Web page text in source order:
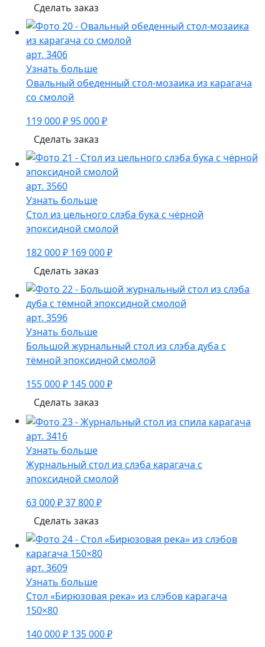
Сделать заказ
арт. 3406
Узнать больше
Овальный обеденный стол-мозаика из карагача
со смолой
119 000 ₽95 000 ₽
Сделать заказ
арт. 3560
Узнать больше
Стол из цельного слэба бука с чёрной
эпоксидной смолой
182 000 ₽ 169 000 ₽
Сделать заказ
арт. 3596
Узнать больше
Большой журнальный стол из слэба дуба с
тёмной эпоксидной смолой
155 000 ₽ 145 000 ₽
Сделать заказ
арт. 3416
Узнать больше
Журнальный стол из слэба карагача с
эпоксидной смолой
63 000 ₽37 800 ₽
Сделать заказ
арт. 3609
Узнать больше
Стол «Бирюзовая река» из слэбов карагача
150×80
140 000 ₽ 135 000 ₽